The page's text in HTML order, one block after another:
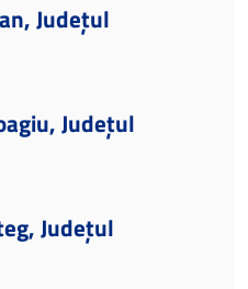
Județul
Județul
Județul